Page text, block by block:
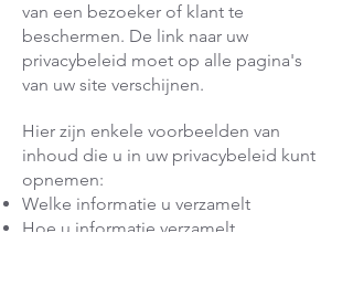
van een bezoeker of klant te
beschermen. De link naar uw
privacybeleid moet op alle pagina's
van uw site verschijnen.
Hier zijn enkele voorbeelden van
inhoud die u in uw privacybeleid kunt
opnemen:
Welke informatie u verzamelt
Hoe u informatie verzamelt